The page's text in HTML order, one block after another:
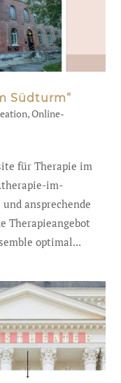
Südturm“
,Online-
für Therapie im
im-
ansprechende
Therapieangebot
optimal...